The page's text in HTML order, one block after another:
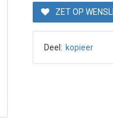
ZET OP
Deel: kopieer